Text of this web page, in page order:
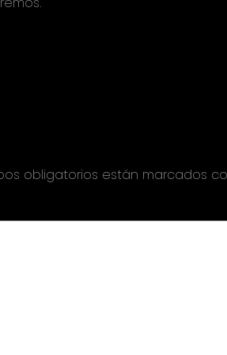
obligatorios están marcados